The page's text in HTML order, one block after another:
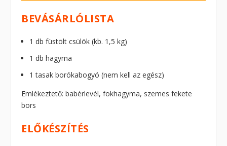
BEVÁSÁRLÓLISTA
1 db füstölt csülök (kb. 1,5 kg)
1 db hagyma
1 tasak borókabogyó (nem kell az egész)
Emlékeztető: babérlevél, fokhagyma, szemes fekete
bors
ELŐKÉSZÍTÉS